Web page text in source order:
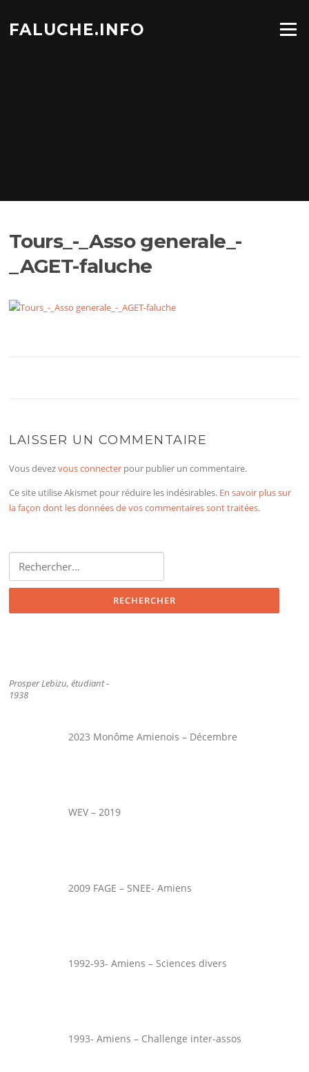
contenu
FALUCHE.INFO Menu
Tours_-_Asso generale_-
_AGET-faluche
LAISSER UN COMMENTAIRE
Vous devezvous connecter pour publier un commentaire.
Ce site utilise Akismet pour réduire les indésirables. En savoir plus sur
la façon dont les données de vos commentaires sont traitées.
Prosper Lebizu, étudiant -
1938
2023 Monôme Amienois – Décembre
WEV – 2019
2009 FAGE – SNEE- Amiens
1992-93- Amiens – Sciences divers
1993- Amiens – Challenge inter-assos